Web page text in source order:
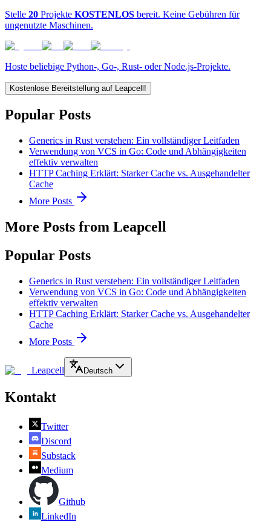
Stelle 20 Projekte KOSTENLOS bereit. Keine Gebühren für
ungenutzte Maschinen.
Hoste beliebige Python-, Go-, Rust- oder Node.js-Projekte.
Kostenlose Bereitstellung auf Leapcell!
Popular Posts
Generics in Rust verstehen: Ein vollständiger Leitfaden
Verwendung von VCS in Go: Code und Abhängigkeiten
effektiv verwalten
HTTP Caching Erklärt: Starker Cache vs. Ausgehandelter
Cache
More Posts
More Posts from Leapcell
Popular Posts
Generics in Rust verstehen: Ein vollständiger Leitfaden
Verwendung von VCS in Go: Code und Abhängigkeiten
effektiv verwalten
HTTP Caching Erklärt: Starker Cache vs. Ausgehandelter
Cache
More Posts
Leapcell Deutsch
Kontakt
Twitter
Discord
Substack
Medium
Github
LinkedIn